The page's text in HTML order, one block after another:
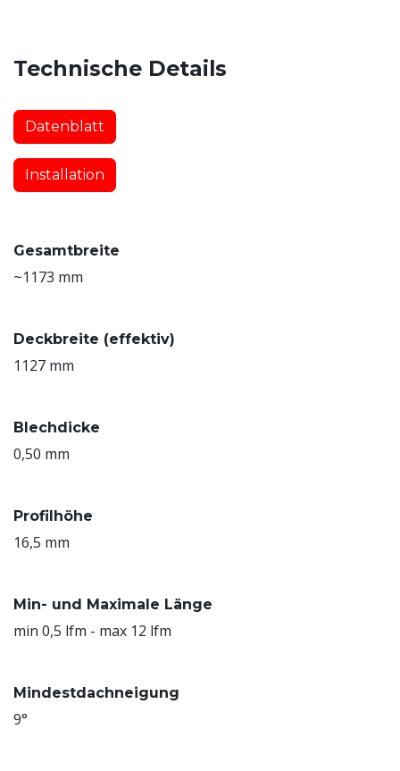
Technische Details
Datenblatt
Installation
Gesamtbreite
~1173 mm
Deckbreite (effektiv)
1127 mm
Blechdicke
0,50 mm
Profilhöhe
16,5 mm
Min- und Maximale Länge
min 0,5 lfm - max 12 lfm
Mindestdachneigung
9°